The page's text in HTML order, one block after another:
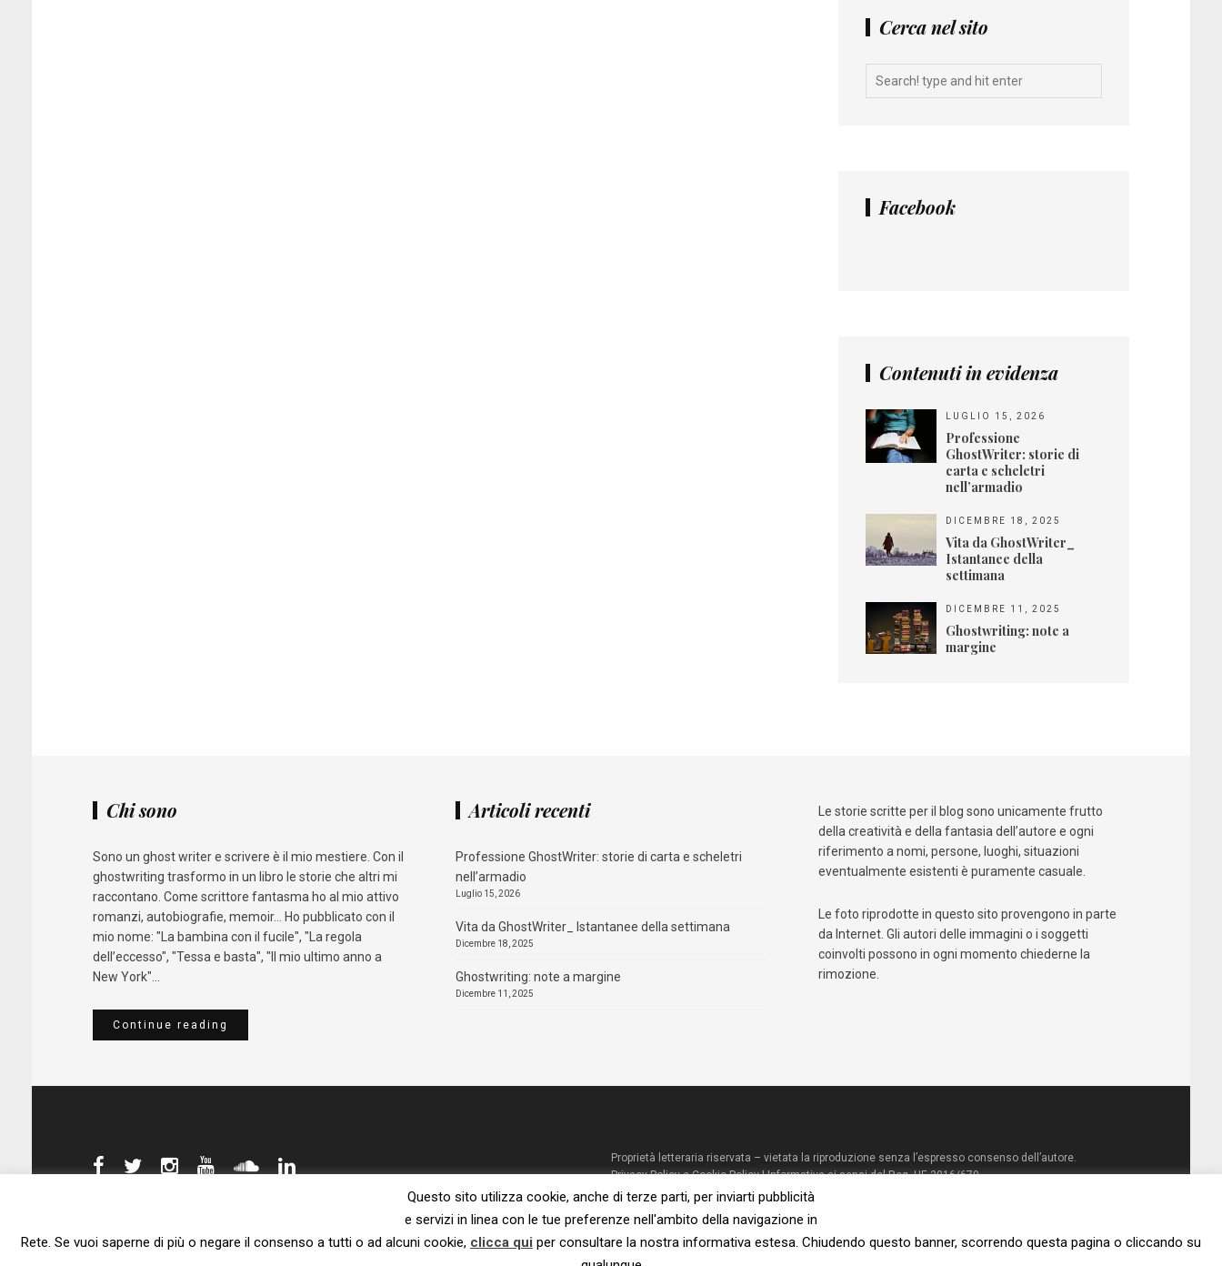
Cerca nel sito
Facebook
Contenuti in evidenza
LUGLIO 15, 2026
Professione
GhostWriter: storie di
carta e scheletri
nell’armadio
DICEMBRE 18, 2025
Vita da GhostWriter_
Istantanee della
settimana
DICEMBRE 11, 2025
Ghostwriting: note a
margine
Chi sono
Sono un ghost writer e scrivere è il mio mestiere. Con il
ghostwriting trasformo in un libro le storie che altri mi
raccontano. Come scrittore fantasma ho al mio attivo
romanzi, autobiografie, memoir... Ho pubblicato con il
mio nome: "La bambina con il fucile", "La regola
dell’eccesso", "Tessa e basta", "Il mio ultimo anno a
New York"...
Continue reading
Articoli recenti
Professione GhostWriter: storie di carta e scheletri
nell’armadio
Luglio 15, 2026
Vita da GhostWriter_ Istantanee della settimana
Dicembre 18, 2025
Ghostwriting: note a margine
Dicembre 11, 2025
Le storie scritte per il blog sono unicamente frutto
della creatività e della fantasia dell’autore e ogni
riferimento a nomi, persone, luoghi, situazioni
eventualmente esistenti è puramente casuale.
Le foto riprodotte in questo sito provengono in parte
da Internet. Gli autori delle immagini o i soggetti
coinvolti possono in ogni momento chiederne la
rimozione.
Proprietà letteraria riservata – vietata la riproduzione senza l’espresso consenso dell’autore.
Privacy Policy e Cookie Policy|Informativa ai sensi del Reg. UE 2016/679
© 2023 – Susanna De Ciechi.
Questo sito utilizza cookie, anche di terze parti, per inviarti pubblicità
e servizi in linea con le tue preferenze nell'ambito della navigazione in
Rete. Se vuoi saperne di più o negare il consenso a tutti o ad alcuni cookie, clicca qui per consultare la nostra informativa estesa. Chiudendo questo banner, scorrendo questa pagina o cliccando su